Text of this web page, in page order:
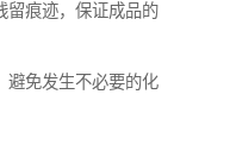
留痕迹，保证成品的
避免发生不必要的化